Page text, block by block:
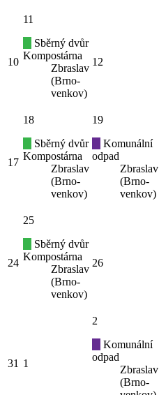
10
11
Sběrný dvůr
Kompostárna
Zbraslav
(Brno-
venkov)
12
17
18
Sběrný dvůr
Kompostárna
Zbraslav
(Brno-
venkov)
19
Komunální
odpad
Zbraslav
(Brno-
venkov)
24
25
Sběrný dvůr
Kompostárna
Zbraslav
(Brno-
venkov)
26
31 1
2
Komunální
odpad
Zbraslav
(Brno-